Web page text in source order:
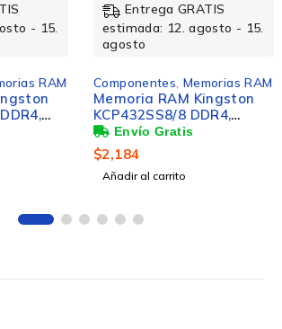
- 15.
RAM
Entrega GRATIS
estimada: 12. agosto - 15.
agosto
Componentes Memorias RAM
Memoria RAM Kingston
KCP432SS8/8 DDR4,
3200MHz, 8GB, Non-ECC,
CL22, SO-DIMM
$2,184
Añadir al carrito